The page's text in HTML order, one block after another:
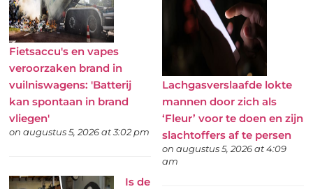
Fietsaccu's en vapes
veroorzaken brand in
vuilniswagens: 'Batterij
kan spontaan in brand
vliegen'
on augustus 5, 2026 at 3:02 pm
Is de
Lachgasverslaafde lokte
mannen door zich als
‘Fleur’ voor te doen en zijn
slachtoffers af te persen
on augustus 5, 2026 at 4:09
am